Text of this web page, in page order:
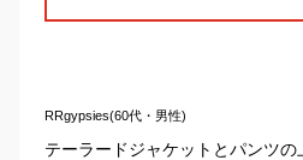
RRgypsies(60代・男性)
テーラードジャケットとパンツ